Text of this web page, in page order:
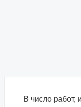
В число работ,